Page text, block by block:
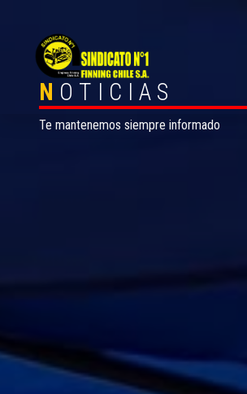
N OTICIAS
Te mantenemos siempre informado